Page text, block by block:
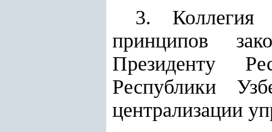
3. Коллегия
принципов
Президенту
Республики
централизации